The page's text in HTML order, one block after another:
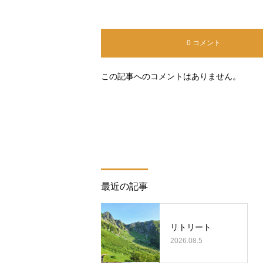
0 コメント
この記事へのコメントはありません。
最近の記事
リトリート
2026.08.5